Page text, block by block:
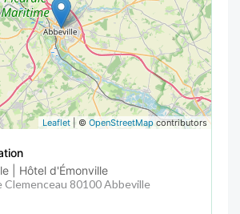
Leaflet | © OpenStreetMap contributors
| Hôtel d'Émonville
Clemenceau 80100 Abbeville